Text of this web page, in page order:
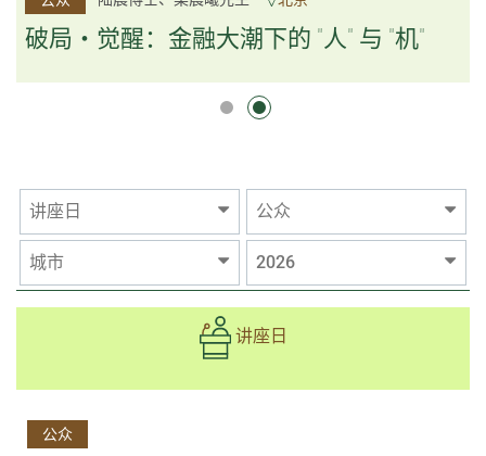
逻辑×算法：重塑资产配置内核
逻辑×算法：重塑资产配置内核
破局・觉醒：金融大潮下的 "人" 与 "机"
讲座日 公众
城市 2026
讲座日
公众